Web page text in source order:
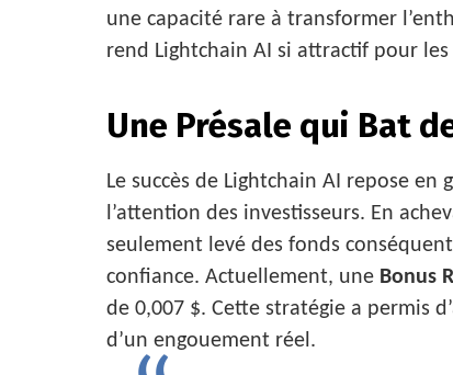
une capacité rare à transformer
rend Lightchain AI si attractif pour
Une Présale qui Bat
Le succès de Lightchain AI repose
l’attention des investisseurs. En
seulement levé des fonds
confiance. Actuellement, une Bonus
de 0,007 $. Cette stratégie a permis
d’un engouement réel.